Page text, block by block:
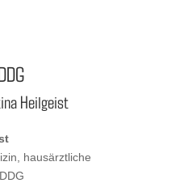
Heilgeist
hausärztliche